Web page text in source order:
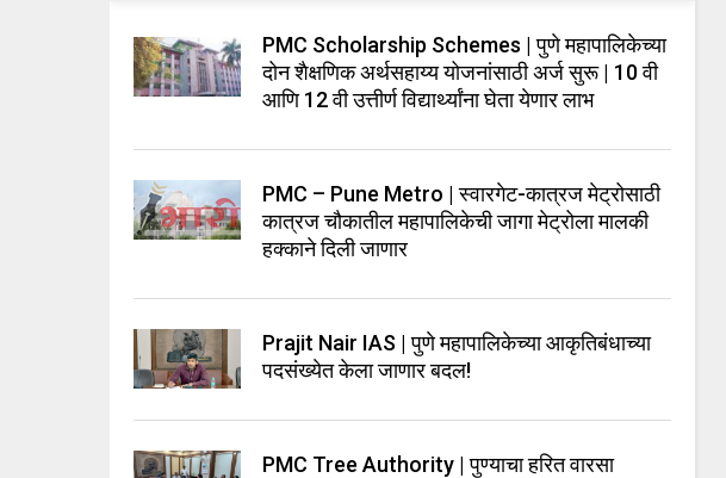
PMC Scholarship Schemes | पुणे महापालिकेच्या
दोन शैक्षणिक अर्थसहाय्य योजनांसाठी अर्ज सुरू | 10 वी
आणि 12 वी उत्तीर्ण विद्यार्थ्यांना घेता येणार लाभ
PMC – Pune Metro | स्वारगेट-कात्रज मेट्रोसाठी
कात्रज चौकातील महापालिकेची जागा मेट्रोला मालकी
हक्काने दिली जाणार
Prajit Nair IAS | पुणे महापालिकेच्या आकृतिबंधाच्या
पदसंख्येत केला जाणार बदल!
PMC Tree Authority | पुण्याचा हरित वारसा